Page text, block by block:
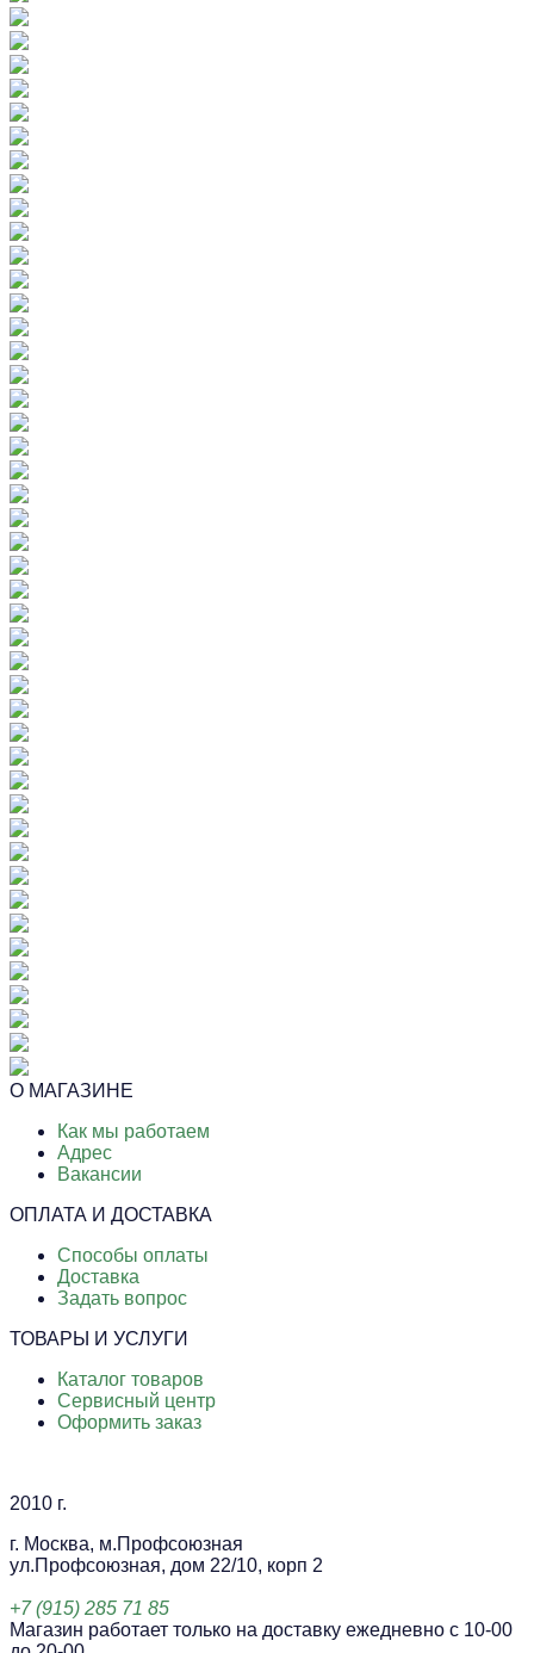
О МАГАЗИНЕ
Как мы работаем
Адрес
Вакансии
ОПЛАТА И ДОСТАВКА
Способы оплаты
Доставка
Задать вопрос
ТОВАРЫ И УСЛУГИ
Каталог товаров
Сервисный центр
Оформить заказ
2010 г.
г. Москва, м.Профсоюзная
ул.Профсоюзная, дом 22/10, корп 2
+7 (915) 285 71 85
Магазин работает только на доставку ежедневно с 10-00